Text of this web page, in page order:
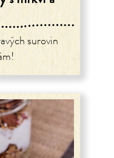
surovin